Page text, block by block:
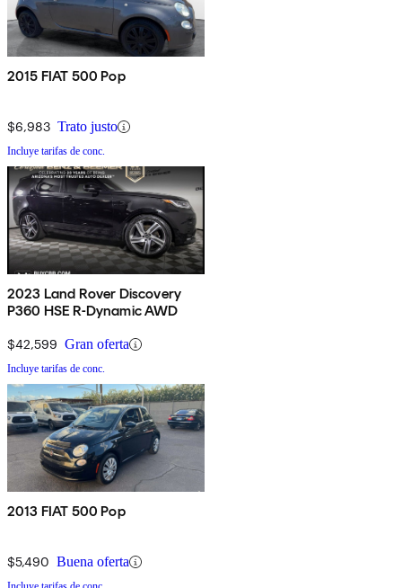
2015 FIAT 500 Pop
$6,983 Trato justo
Incluye tarifas de conc.
2023 Land Rover Discovery
P360 HSE R-Dynamic AWD
$42,599 Gran oferta
Incluye tarifas de conc.
2013 FIAT 500 Pop
$5,490 Buena oferta